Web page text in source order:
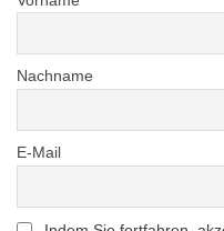
Nachname
E-Mail